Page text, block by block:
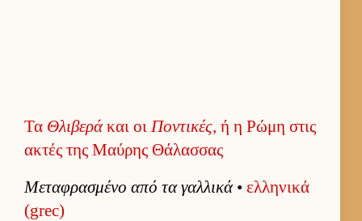
Τα Θλιβεράκαι οι Ποντικές, ή η Ρώμη στις
ακτές της Μαύρης Θάλασσας
Μεταφρασμένο από τα γαλ­λικά• ελ­ληνικά
(grec)